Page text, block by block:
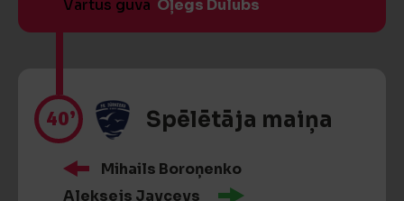
Vārtus guva Oļegs Dulubs
40’ Spēlētāja maiņa
Mihails Boroņenko
Aleksejs Javcevs